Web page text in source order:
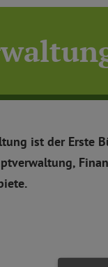
ist der Erste